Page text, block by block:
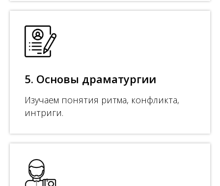
5. Основы драматургии
Изучаем понятия ритма, конфликта,
интриги.